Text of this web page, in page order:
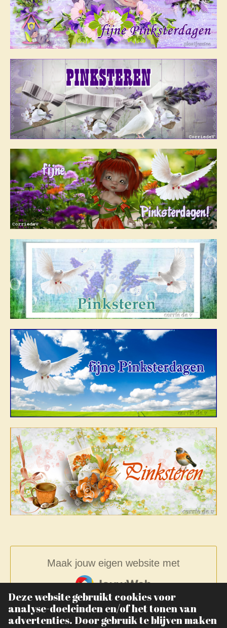
Deze website gebruikt cookies voor
analyse-doeleinden en/of het tonen van
advertenties. Door gebruik te blijven maken
Maak jouw eigen website met
JouwWeb